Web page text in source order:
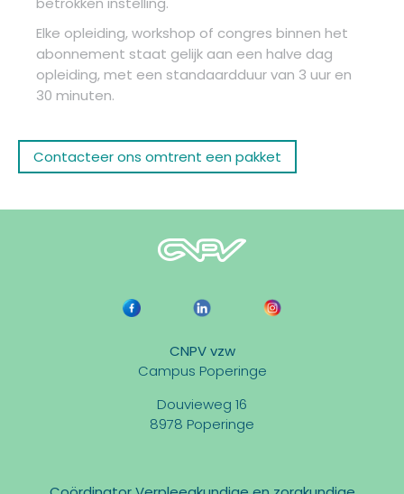
Elke opleiding, workshop of congres binnen het
abonnement staat gelijk aan een halve dag
opleiding, met een standaardduur van 3 uur en
30 minuten.
Contacteer ons omtrent een pakket
CNPV vzw
Campus Poperinge
Douvieweg 16
8978 Poperinge